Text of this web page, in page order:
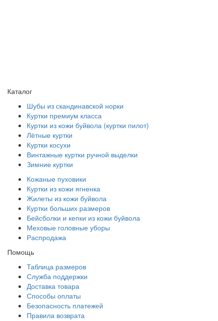
Каталог
Шубы из скандинавской норки
Куртки премиум класса
Куртки из кожи буйвола (куртки пилот)
Лётные куртки
Куртки косухи
Винтажные куртки ручной выделки
Зимние куртки
Кожаные пуховики
Куртки из кожи ягненка
Жилеты из кожи буйвола
Куртки больших размеров
Бейсболки и кепки из кожи буйвола
Меховые головные уборы
Распродажа
Помощь
Таблица размеров
Служба поддержки
Доставка товара
Способы оплаты
Безопасность платежей
Правила возврата